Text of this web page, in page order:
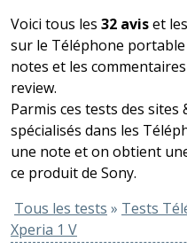
Voici tous les 32 aviset
sur le Téléphone portable
notes et les
review.
Parmis ces tests des
spécialisés dans les
une note et on obtient
ce produit de Sony.
Tous les tests » Tests
Xperia 1 V